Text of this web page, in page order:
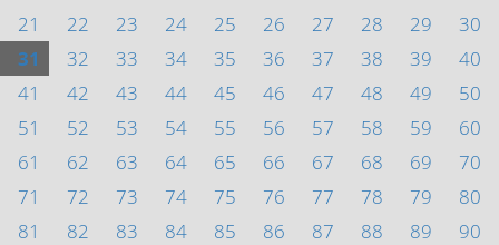
21
22 23 24 25 26 27 28 29
30
31
32 33 34 35 36 37 38 39
40
41
42 43 44 45 46 47 48 49
50
51
52 53 54 55 56 57 58 59
60
61
62 63 64 65 66 67 68 69
70
71
72 73 74 75 76 77 78 79
80
81
82 83 84 85 86 87 88 89
90